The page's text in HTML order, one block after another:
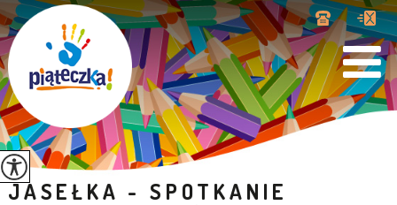
JASEŁKA - SPOTKANIE